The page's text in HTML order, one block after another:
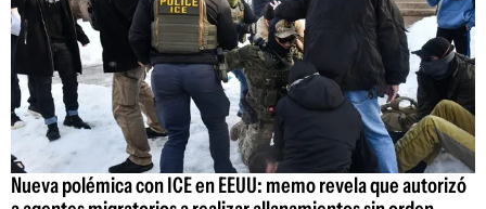
Nueva polémica con ICE en EEUU: memo revela que autorizó